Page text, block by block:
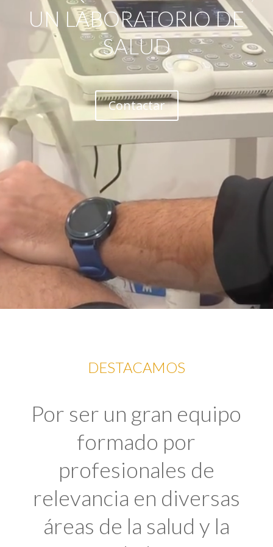
UN LABORATORIO DE
SALUD
Contactar
DESTACAMOS
Por ser un gran equipo
formado por
profesionales de
relevancia en diversas
áreas de la salud y la